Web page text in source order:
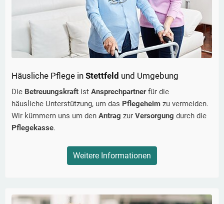
Häusliche Pflege in Stettfeld und Umgebung
Die Betreuungskraft ist Ansprechpartnerfür die
häusliche Unterstützung, um das Pflegeheim zu vermeiden.
Wir kümmern uns um den Antrag zur Versorgung durch die
Pflegekasse.
Weitere Informationen